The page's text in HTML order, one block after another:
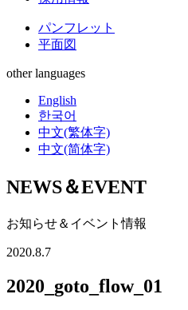
パンフレット
平面図
other languages
English
한국어
中文(繁体字)
中文(简体字)
NEWS＆EVENT
お知らせ＆イベント情報
2020.8.7
2020_goto_flow_01